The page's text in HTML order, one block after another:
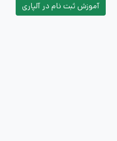
آموزش ثبت نام در آلپاری